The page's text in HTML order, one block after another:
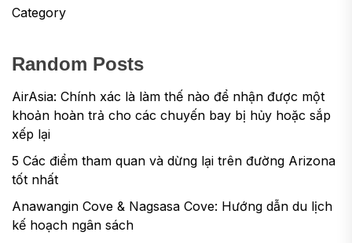
Category
Random Posts
AirAsia: Chính xác là làm thế nào để nhận được một
khoản hoàn trả cho các chuyến bay bị hủy hoặc sắp
xếp lại
5 Các điểm tham quan và dừng lại trên đường Arizona
tốt nhất
Anawangin Cove & Nagsasa Cove: Hướng dẫn du lịch
kế hoạch ngân sách